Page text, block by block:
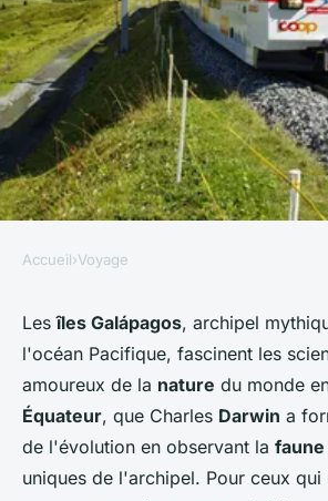
VOYAGE
Comment organiser
expédition
les îles Galápagos :
équipements et
pratiques ?
Accueil›Voyage
Lesîles Galápagos, archipel
l'océan Pacifique, fascinent les
amoureux de la nature du monde
Équateur, que Charles Darwin a
de l'évolution en observant la faune
uniques de l'archipel. Pour ceux